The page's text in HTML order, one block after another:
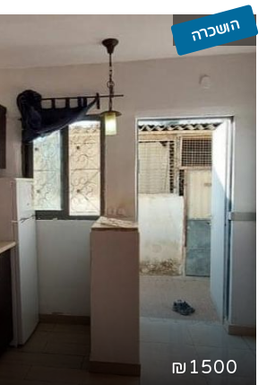
הושכרה
₪1500